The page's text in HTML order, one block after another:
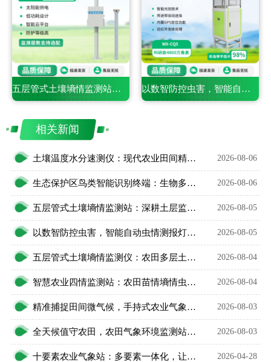
五层管式土壤墒情监测站：深耕土层监测，看透土壤水情 以数智防控虫害，智能自动虫情测报灯精准预判农林虫情
相关新闻
土壤温度水分速测仪：现代农业田间精细化管护智能利器 2026-08-06
生态保护区鸟类智能识别终端：生物多样性保护智能监测设备 2026-08-06
五层管式土壤墒情监测站：深耕土层监测，看透土壤水情 2026-08-05
以数智防控虫害，智能自动虫情测报灯精准预判农林虫情 2026-08-05
五层管式土壤墒情监测仪：农田多层土壤水分智能监测设备 2026-08-04
智慧农业四情监测站：农田苗情墒情虫情灾情一体化监测设备 2026-08-04
精准捕捉田间微气候，手持式农业气象环境检测仪护好庄稼 2026-08-03
全天候值守农田，农田气象环境监测站升级智慧农业 2026-08-03
十要素农业气象站：多要素一体化，让农耕更科学高效 2026-04-28